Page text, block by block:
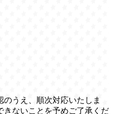
うえ、順次対応いたしま
きないことを予めご了承くだ